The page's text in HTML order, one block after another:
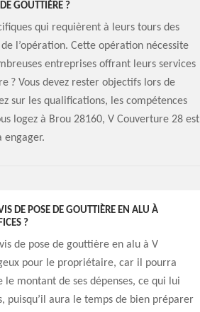
GOUTTIÈRE ?
qui requièrent à leurs tours des
l’opération. Cette opération nécessite
entreprises offrant leurs services
? Vous devez rester objectifs lors de
sur les qualifications, les compétences
logez à Brou 28160, V Couverture 28 est
engager.
DE POSE DE GOUTTIÈRE EN ALU À
?
de pose de gouttière en alu à V
pour le propriétaire, car il pourra
le montant de ses dépenses, ce qui lui
puisqu’il aura le temps de bien préparer